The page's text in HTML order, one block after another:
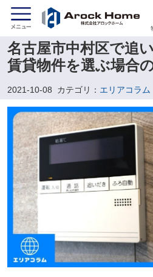
名古屋市中村区で追
賃貸物件を選ぶ場合
2021-10-08 カテゴリ： エリアコラム